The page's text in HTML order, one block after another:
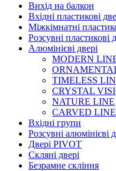
Вихід на балкон
Вхідні пластикові
Міжкімнатні
Розсувні пластикові
Алюмінієві двері
MODERN
TIMELESS
CRYSTAL
NATURE LINE
CARVED LINE
Вхідні групи
Розсувні алюмінієві
Двері PIVOT
Скляні двері
Безрамне скління